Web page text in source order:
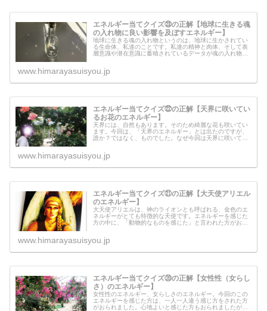
エネルギー当てクイズ㉓の正解【地球に生きる魂
の入れ物に良い影響を及ぼすエネルギー】
地球に生きる魂の入れ物というのは、地球に生かされてい
る生命体、私達のことです。私達の精神と肉体、そして表
層意識や潜在意識に蓄積されているデータが魂の入れ物に
www.himarayasuisyou.jp
エネルギー当てクイズ㉒の正解【天界に咲いてい
るお花のエネルギー】
天界には、自然もあります。そのため綺麗な花も咲いてい
ます。今回は、「天界のエネルギー」とは出たのですが、
誰か？ではなく、ものでした。なぜ今回は天界に咲いてい
www.himarayasuisyou.jp
エネルギー当てクイズ㉑の正解【大天使アリエル
のエネルギー】
大天使アリエルは、神のライオンとも呼ばれる、金色のエ
ネルギーがとても特徴的な天使です。エネルギーを感じた
方の中に、「動物的なものを感じた」と言われた方がおら
www.himarayasuisyou.jp
エネルギー当てクイズ⑳の正解【女性性（女らし
さ）のエネルギー】
女性性のエネルギー、女らしさのエネルギー。今回のこの
エネルギーを感じた方は、一人一人違う感じ方をされた方
がおられました。心地よいと感じた方もおられましたが、